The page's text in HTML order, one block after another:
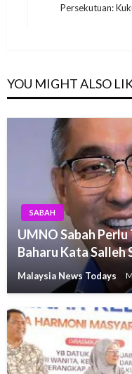
Next
Persekutuan:
YOU MIGHT ALSO
SABAH
UMNO Sabah
Baharu Kata Salleh
Malaysia News Todays